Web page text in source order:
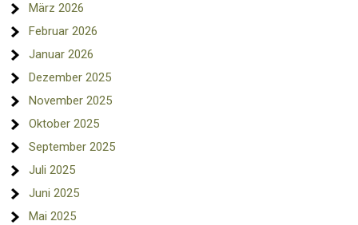
März 2026
Februar 2026
Januar 2026
Dezember 2025
November 2025
Oktober 2025
September 2025
Juli 2025
Juni 2025
Mai 2025